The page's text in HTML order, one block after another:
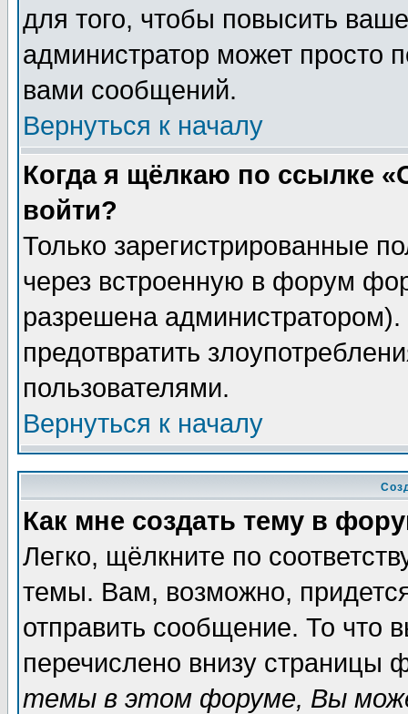
для того, чтобы повысить
администратор может просто
вами сообщений.
Вернуться к началу
Когда я щёлкаю по ссылке
войти?
Только зарегистрированные
через встроенную в форум
разрешена
предотвратить
пользователями.
Вернуться к началу
Как мне создать тему в
Легко, щёлкните по
темы. Вам, возможно,
отправить сообщение. То что
перечислено внизу страницы
темы в этом форуме, Вы